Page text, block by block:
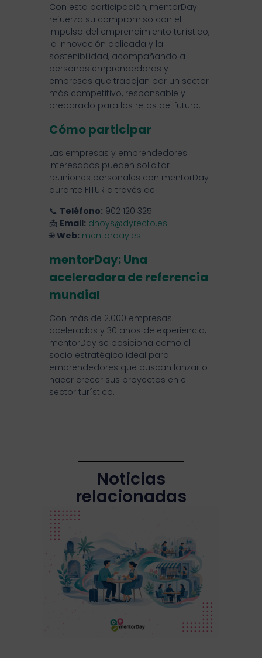
Con esta participación, mentorDay
refuerza su compromiso con el
impulso del emprendimiento turístico,
la innovación aplicada y la
sostenibilidad, acompañando a
personas emprendedoras y
empresas que trabajan por un sector
más competitivo, responsable y
preparado para los retos del futuro.
Cómo participar
Las empresas y emprendedores
interesados pueden solicitar
reuniones personales con mentorDay
durante FITUR a través de:
📞 Teléfono: 902 120 325
📩 Email: dhoys@dyrecto.es
🌐Web: mentorday.es
mentorDay: Una
aceleradora de referencia
mundial
Con más de 2.000 empresas
aceleradas y 30 años de experiencia,
mentorDay se posiciona como el
socio estratégico ideal para
emprendedores que buscan lanzar o
hacer crecer sus proyectos en el
sector turístico.
Noticias
relacionadas